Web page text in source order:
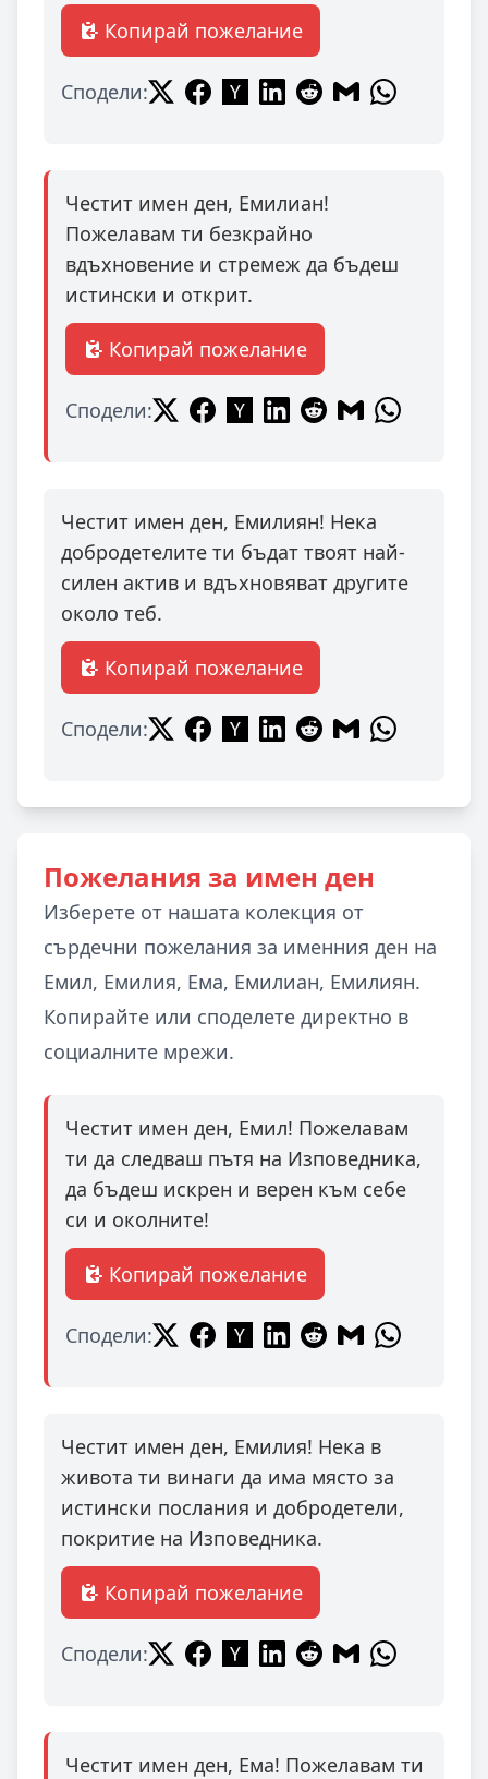
Копирай пожелание
Сподели:
Честит имен ден, Емилиан!
Пожелавам ти безкрайно
вдъхновение и стремеж да бъдеш
истински и открит.
Копирай пожелание
Сподели:
Честит имен ден, Емилиян! Нека
добродетелите ти бъдат твоят най-
силен актив и вдъхновяват другите
около теб.
Копирай пожелание
Сподели:
Пожелания за имен ден
Изберете от нашата колекция от
сърдечни пожелания за именния ден на
Емил, Емилия, Ема, Емилиан, Емилиян.
Копирайте или споделете директно в
социалните мрежи.
Честит имен ден, Емил! Пожелавам
ти да следваш пътя на Изповедника,
да бъдеш искрен и верен към себе
си и околните!
Копирай пожелание
Сподели:
Честит имен ден, Емилия! Нека в
живота ти винаги да има място за
истински послания и добродетели,
покритие на Изповедника.
Копирай пожелание
Сподели:
Честит имен ден, Ема! Пожелавам ти